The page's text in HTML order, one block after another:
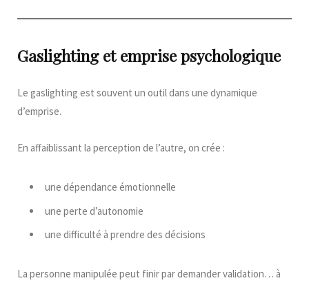
Gaslighting et emprise psychologique
Le gaslighting est souvent un outil dans une dynamique
d’emprise.
En affaiblissant la perception de l’autre, on crée :
une dépendance émotionnelle
une perte d’autonomie
une difficulté à prendre des décisions
La personne manipulée peut finir par demander validation… à